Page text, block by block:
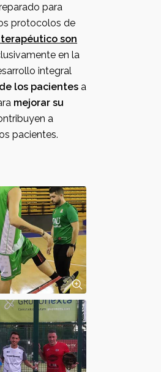
protocolos de
son
en la
integral
los pacientes a
mejorar su
a
física saludable de nuestros pacientes.